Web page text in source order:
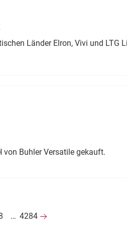
Länder Elron, Vivi und LTG
Buhler Versatile gekauft.
… 4284